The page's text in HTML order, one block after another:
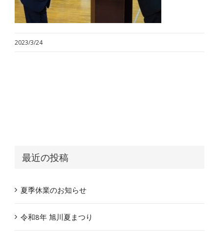
2023/3/24
最近の投稿
夏季休業のお知らせ
令和8年 旭川夏まつり